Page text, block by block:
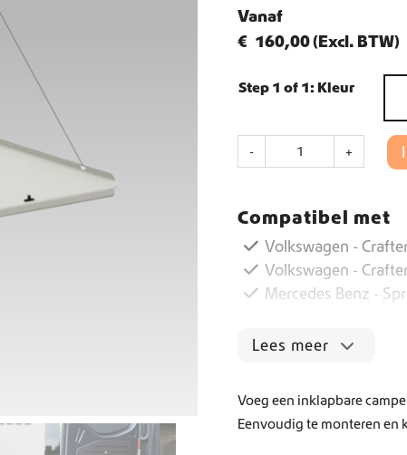
Wereldwijde verzending
Direct leverbaar uit voorraad
Crafter en Sprinter campervan-uitrusting
Vanaf
€ 160,00(Excl. BTW)
Step 1 of 1: Kleur
-
B
e
l
a
+
Compatibel met
Volkswagen -
Volkswagen -
Mercedes Benz -
Lees meer
Voeg een inklapbare
Eenvoudig te monteren en